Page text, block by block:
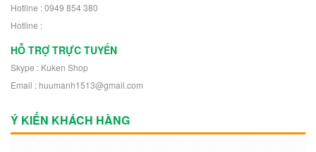
Hotline : 0949 854 380
Hotline :
HỖ TRỢ TRỰC TUYẾN
Skype : Kuken Shop
Email : huumanh1513@gmail.com
Ý KIẾN KHÁCH HÀNG